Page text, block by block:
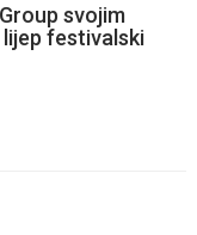
svojim
festivalski